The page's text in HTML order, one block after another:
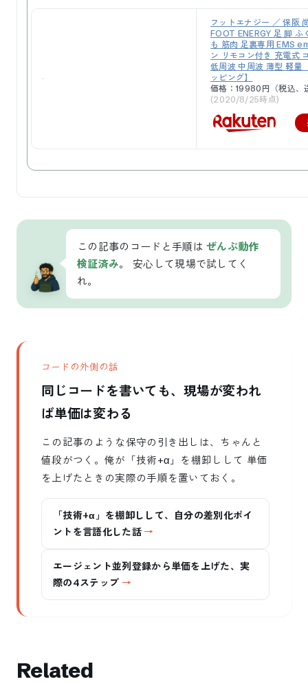
フットエナジー ／ 保阪
FOOT ENERGY 足 脚 ふ
も 筋肉 足裏専用 EMS
ン リモコン付き 充電式
低周波 中周波 薄型 軽量
ッピング】
価格：19980円（税込、
(2020/8/25時点)
この記事のコードと手順はぜんぶ動作
検証済み。 安心して現場で試してく
れ。
コードの外側の話
同じコードを書いても、現場が変われ
ば単価は変わる
この記事のような保守の引き出しは、ちゃんと
値段がつく。俺が「技術+α」を棚卸しして 単価
を上げたときの実際の手順を置いておく。
「技術+α」を棚卸しして、自分の差別化ポイ
ントを言語化した話
エージェント並列登録から単価を上げた、実
際の4ステップ
Related